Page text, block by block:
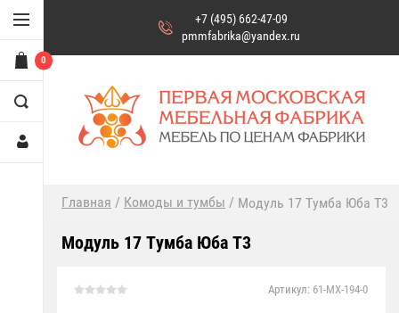
0
+7 (495) 662-47-09
pmmfabrika@yandex.ru
Главная / Комоды и тумбы / Модуль 17 Тумба Юба Т3
Модуль 17 Тумба Юба Т3
Артикул: 61-MX-194-0